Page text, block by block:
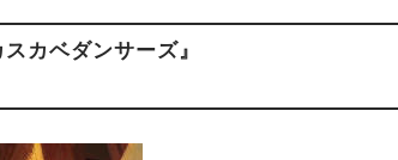
カベダンサーズ』